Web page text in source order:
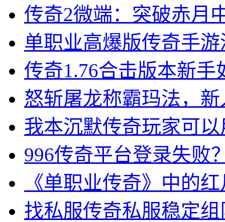
传奇2微端：突破赤月
单职业高爆版传奇手
传奇1.76合击版本新
怒斩屠龙称霸玛法，
我本沉默传奇玩家可
996传奇平台登录失败
《单职业传奇》中的
找私服传奇私服稳定